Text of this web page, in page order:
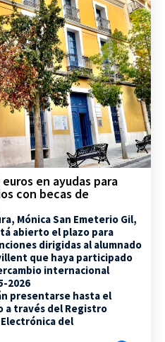
en ayudas para
con becas de
Mónica San Emeterio Gil,
abierto el plazo para
dirigidas al alumnado
que haya participado
internacional
2026
presentarse hasta el
a través del Registro
del